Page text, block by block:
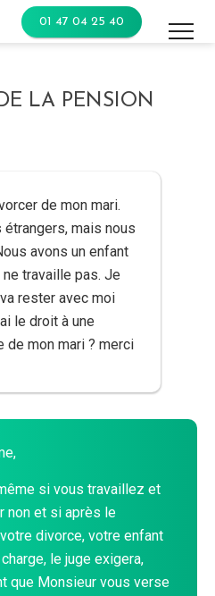
01 47 04 25 40
LA PENSION
de mon mari.
mais nous
avons un enfant
travaille pas. Je
rester avec moi
le droit à une
de mon mari ? merci
si vous travaillez et
non et si après le
divorce, votre enfant
le juge exigera,
que Monsieur vous verse